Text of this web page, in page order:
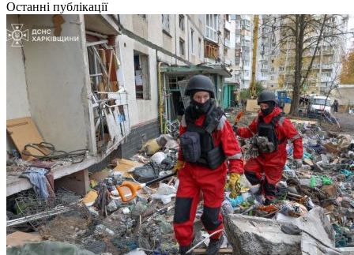
Останні публікації